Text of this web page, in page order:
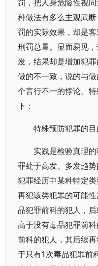
罚，把人身危险性视
种做法有多么主观武
罚的实际效果，却是
刑罚总量。显而易见
发，结果却是增加犯
做的不一致，说的与
个言行不一的悖论。
下：
特殊预防犯罪的
实践是检验真理
罪处于高发、多发趋
犯罪经历中某种特定
再犯该类犯罪的可能
品犯罪前科的犯人，
高于没有毒品犯罪前
前科的犯人，其后续
于只有1次毒品犯罪前